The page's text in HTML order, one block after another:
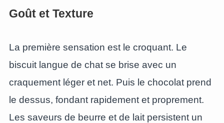
Goût et Texture
La première sensation est le croquant. Le
biscuit langue de chat se brise avec un
craquement léger et net. Puis le chocolat prend
le dessus, fondant rapidement et proprement.
Les saveurs de beurre et de lait persistent un